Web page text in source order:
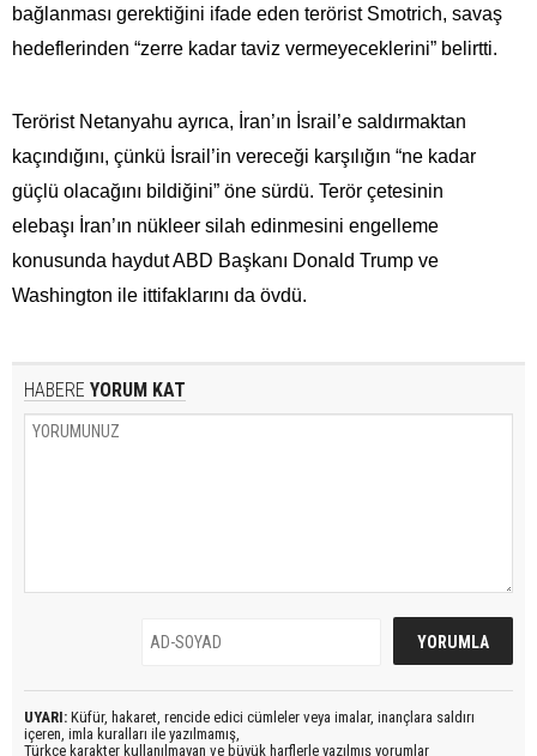
bağlanması gerektiğini ifade eden terörist Smotrich, savaş
hedeflerinden “zerre kadar taviz vermeyeceklerini” belirtti.
Terörist Netanyahu ayrıca, İran’ın İsrail’e saldırmaktan
kaçındığını, çünkü İsrail’in vereceği karşılığın “ne kadar
güçlü olacağını bildiğini” öne sürdü. Terör çetesinin
elebaşı İran’ın nükleer silah edinmesini engelleme
konusunda haydut ABD Başkanı Donald Trump ve
Washington ile ittifaklarını da övdü.
HABERE YORUM KAT
UYARI: Küfür, hakaret, rencide edici cümleler veya imalar, inançlara saldırı
içeren, imla kuralları ile yazılmamış,
Türkçe karakter kullanılmayan ve büyük harflerle yazılmış yorumlar